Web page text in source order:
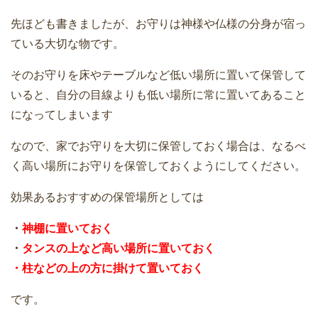
先ほども書きましたが、お守りは神様や仏様の分身が宿っ
ている大切な物です。
そのお守りを床やテーブルなど低い場所に置いて保管して
いると、自分の目線よりも低い場所に常に置いてあること
になってしまいます
なので、家でお守りを大切に保管しておく場合は、なるべ
く高い場所にお守りを保管しておくようにしてください。
効果あるおすすめの保管場所としては
・神棚に置いておく
・ タンスの上など高い場所に置いておく
・柱などの上の方に掛けて置いておく
です。